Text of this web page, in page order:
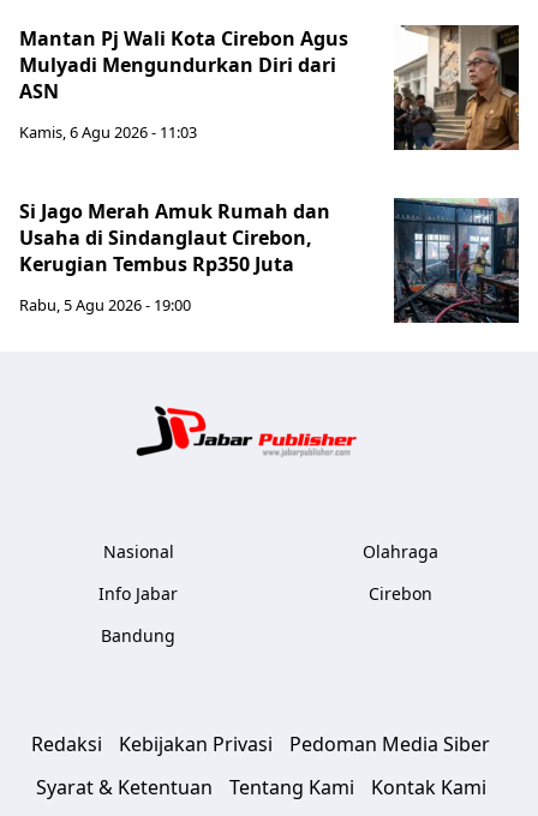
Mantan Pj Wali Kota Cirebon Agus
Mulyadi Mengundurkan Diri dari
ASN
Kamis, 6 Agu 2026 - 11:03
Si Jago Merah Amuk Rumah dan
Usaha di Sindanglaut Cirebon,
Kerugian Tembus Rp350 Juta
Rabu, 5 Agu 2026 - 19:00
Nasional
Info Jabar
Bandung
Olahraga
Cirebon
Redaksi Kebijakan Privasi
Pedoman Media Siber
Syarat & Ketentuan
Tentang Kami Kontak Kami